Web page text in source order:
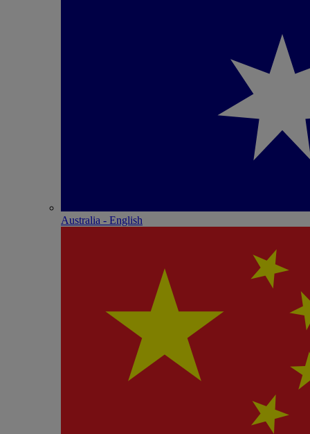
Australia - English